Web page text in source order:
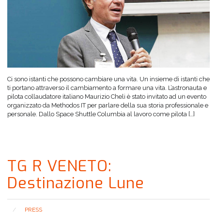
Ci sono istanti che possono cambiare una vita. Un insieme di istanti che
ti portano attraverso il cambiamento a formare una vita. L’astronauta e
pilota collaudatore italiano Maurizio Cheli è stato invitato ad un evento
organizzato da Methodos IT per parlare della sua storia professionale e
personale. Dallo Space Shuttle Columbia al lavoro come pilota […]
TG R VENETO:
Destinazione Lune
PRESS